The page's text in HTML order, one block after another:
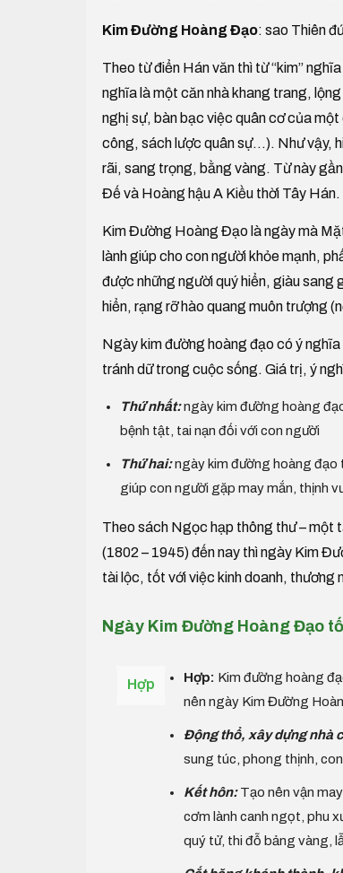
Kim Đường Hoàng Đạo: sao Thiên
Theo từ điển Hán văn thì từ “kim”
nghĩa là một căn nhà khang trang,
nghị sự, bàn bạc việc quân cơ của
công, sách lược quân sự...). Như vậy,
rãi, sang trọng, bằng vàng. Từ này
Đế và Hoàng hậu A Kiều thời Tây Hán.
Kim Đường Hoàng Đạo là ngày mà
lành giúp cho con người khỏe mạnh,
được những người quý hiển, giàu sang
hiển, rạng rỡ hào quang muôn trượng
Ngày kim đường hoàng đạo có ý
tránh dữ trong cuộc sống. Giá trị, ý
Thứ nhất:ngày kim đường hoàng
bệnh tật, tai nạn đối với con người
Thứ hai:ngày kim đường hoàng đạo
giúp con người gặp may mắn, thịnh
Theo sách Ngọc hạp thông thư – một
(1802 – 1945) đến nay thì ngày Kim
tài lộc, tốt với việc kinh doanh, thương
Ngày Kim Đường Hoàng Đạo
Hợp Hợp: Kim đường hoàng
nên ngày Kim Đường
Động thổ, xây dựng nhà
sung túc, phong thịnh,
Kết hôn:Tạo nên vận
cơm lành canh ngọt, phu
quý tử, thi đỗ bảng vàng,